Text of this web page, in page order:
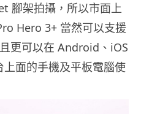
腳架拍攝，所以市面上
Hero 3+ 當然可以支援
更可以在 Android、iOS
面的手機及平板電腦使